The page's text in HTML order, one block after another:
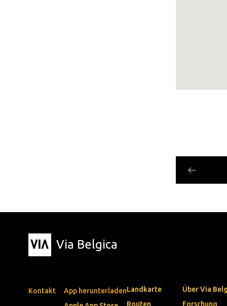
Via Belgica
Kontakt
App herunterladenLandkarte
Routen
Über Via
Forschung